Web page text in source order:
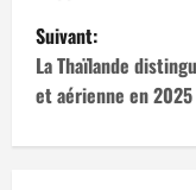
v
i
g
Suivant:
La Thaïlande
et aérienne en 2025